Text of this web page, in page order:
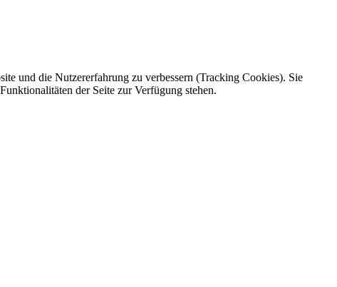
und die Nutzererfahrung zu verbessern (Tracking Cookies). Sie
der Seite zur Verfügung stehen.